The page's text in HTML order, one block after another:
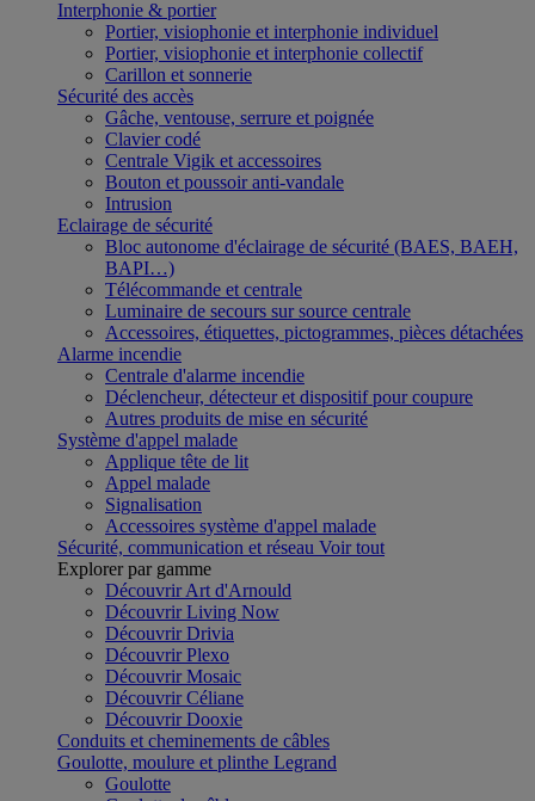
Interphonie & portier
Portier, visiophonie et interphonie individuel
Portier, visiophonie et interphonie collectif
Carillon et sonnerie
Sécurité des accès
Gâche, ventouse, serrure et poignée
Clavier codé
Centrale Vigik et accessoires
Bouton et poussoir anti-vandale
Intrusion
Eclairage de sécurité
Bloc autonome d'éclairage de sécurité (BAES, BAEH,
BAPI…)
Télécommande et centrale
Luminaire de secours sur source centrale
Accessoires, étiquettes, pictogrammes, pièces détachées
Alarme incendie
Centrale d'alarme incendie
Déclencheur, détecteur et dispositif pour coupure
Autres produits de mise en sécurité
Système d'appel malade
Applique tête de lit
Appel malade
Signalisation
Accessoires système d'appel malade
Sécurité, communication et réseau Voir tout
Explorer par gamme
Découvrir Art d'Arnould
Découvrir Living Now
Découvrir Drivia
Découvrir Plexo
Découvrir Mosaic
Découvrir Céliane
Découvrir Dooxie
Conduits et cheminements de câbles
Goulotte, moulure et plinthe Legrand
Goulotte